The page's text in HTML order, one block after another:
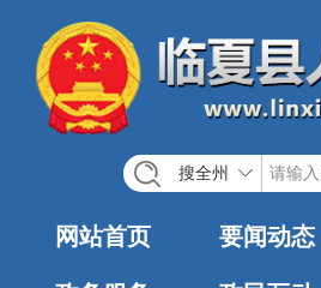
搜全州
网站首页 要闻动态